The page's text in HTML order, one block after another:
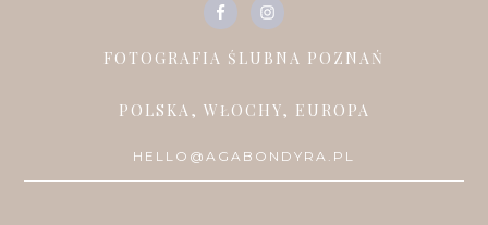
FOTOGRAFIA ŚLUBNA POZNAŃ
POLSKA, WŁOCHY, EUROPA
HELLO@AGABONDYRA.PL